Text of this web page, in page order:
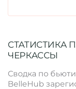
СТАТИСТИКА
ЧЕРКАССЫ
Сводка по
BelleHub